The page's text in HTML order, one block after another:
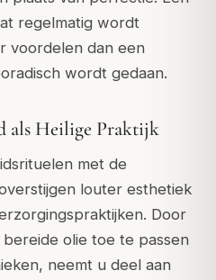
regelmatig wordt
voordelen dan een
wordt gedaan.
als Heilige Praktijk
met de
louter esthetiek
Door
olie toe te passen
neemt u deel aan